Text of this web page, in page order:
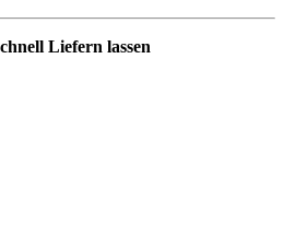
Liefern lassen